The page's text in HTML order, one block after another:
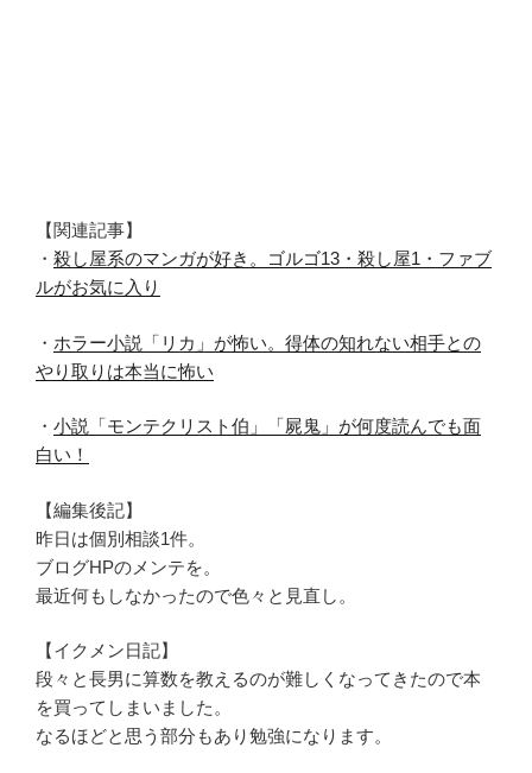
【関連記事】
・ 殺し屋系のマンガが好き。ゴルゴ13・殺し屋1・ファブ
ルがお気に入り
・ ホラー小説「リカ」が怖い。得体の知れない相手との
やり取りは本当に怖い
・ 小説「モンテクリスト伯」「屍鬼」が何度読んでも面
白い！
【編集後記】
昨日は個別相談1件。
ブログHPのメンテを。
最近何もしなかったので色々と見直し。
【イクメン日記】
段々と長男に算数を教えるのが難しくなってきたので本
を買ってしまいました。
なるほどと思う部分もあり勉強になります。